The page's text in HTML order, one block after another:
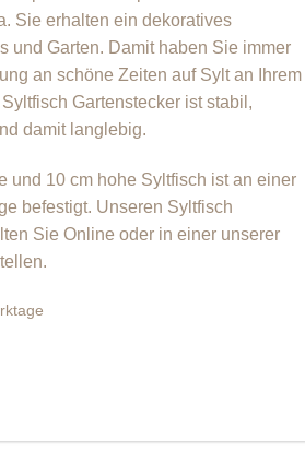
Sie erhalten ein dekoratives
und Garten. Damit haben Sie immer
an schöne Zeiten auf Sylt an Ihrem
Gartenstecker ist stabil,
damit langlebig.
und 10 cm hohe Syltfisch ist an einer
befestigt. Unseren Syltfisch
Sie Online oder in einer unserer